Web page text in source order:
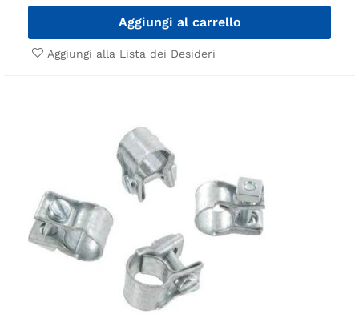
Aggiungi al carrello
Aggiungi alla Lista dei Desideri